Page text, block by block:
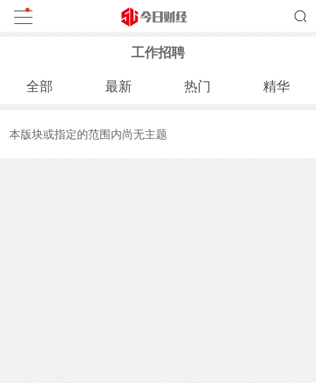
工作招聘
全部 最新 热门 精华
本版块或指定的范围内尚无主题